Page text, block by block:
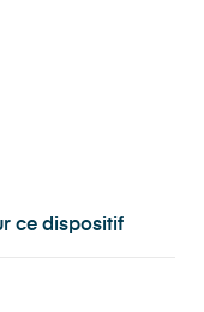
ce dispositif